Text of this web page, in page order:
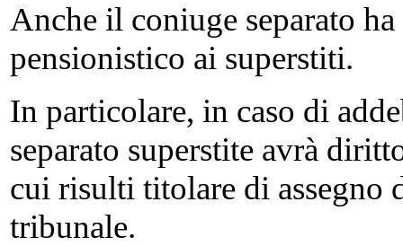
Anche il coniuge separato
pensionistico ai superstiti.
In particolare, in caso di
separato superstite avrà
cui risulti titolare di assegno
tribunale.